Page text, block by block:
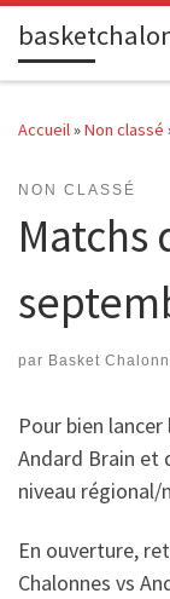
Passer au
Accueil»Non classé
NON CLASSÉ
Matchs
par Basket
Pour bien
Andard Brain et
niveau régional/
En ouverture,
Chalonnes vs